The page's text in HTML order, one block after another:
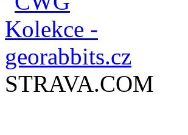
STRAVA.COM